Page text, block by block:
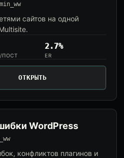
сайтов на одной
ПОСТ
2.7%
ER
ОТКРЫТЬ
WordPress
конфликтов плагинов и